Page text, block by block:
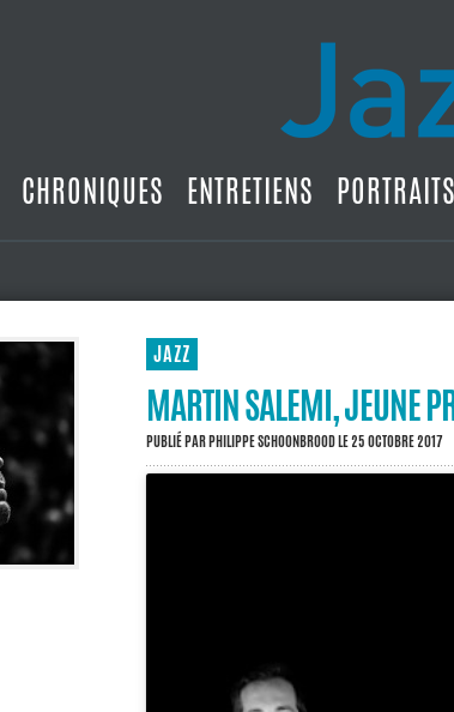
CHRONIQUES ENTRETIENS PORTRAITS
JAZZ
MARTIN SALEMI, JEUNE
PUBLIÉ PARPHILIPPE SCHOONBROODLE 25 OCTOBRE 2017